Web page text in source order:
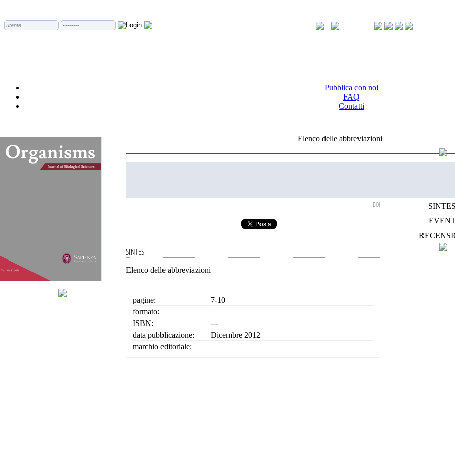
Pubblica con noi
FAQ
Contatti
Elenco delle abbreviazioni
DOI
SINTESI
Elenco delle abbreviazioni
pagine:
7-10
formato:
ISBN:
---
data pubblicazione:
Dicembre 2012
marchio editoriale: